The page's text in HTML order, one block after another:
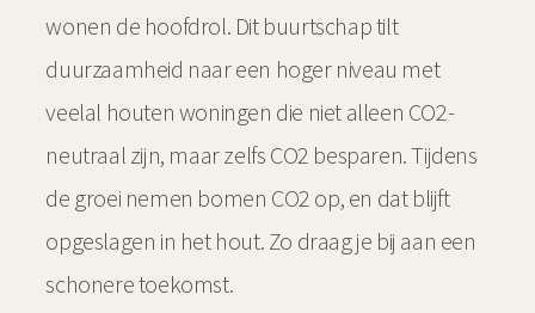
wonen de hoofdrol. Dit buurtschap tilt
duurzaamheid naar een hoger niveau met
veelal houten woningen die niet alleen CO2-
neutraal zijn, maar zelfs CO2 besparen. Tijdens
de groei nemen bomen CO2 op, en dat blijft
opgeslagen in het hout. Zo draag je bij aan een
schonere toekomst.